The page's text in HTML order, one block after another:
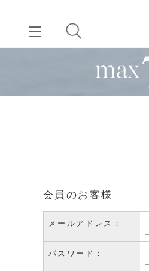
会員のお客様
メールアドレス：
パスワード：